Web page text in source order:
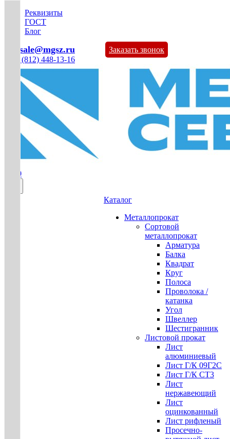
Реквизиты
ГОСТ
Блог
mg-sale@mgsz.ru
Заказать звонок
+7 (812) 448-13-16
0
Каталог
Металлопрокат
Сортовой
металлопрокат
Арматура
Балка
Квадрат
Круг
Полоса
Проволока /
катанка
Угол
Швеллер
Шестигранник
Листовой прокат
Лист
алюминиевый
Лист Г/К 09Г2С
Лист Г/К СТ3
Лист
нержавеющий
Лист
оцинкованный
Лист рифленый
Просечно-